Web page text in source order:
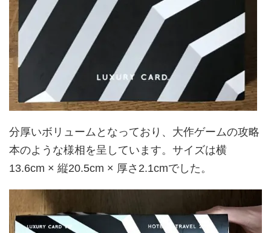
分厚いボリュームとなっており、大作ゲームの攻略
本のような様相を呈しています。サイズは横
13.6cm × 縦20.5cm × 厚さ2.1cmでした。